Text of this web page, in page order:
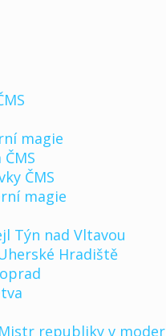
magie
ČMS
magie
Týn nad Vltavou
Hradiště
republiky v